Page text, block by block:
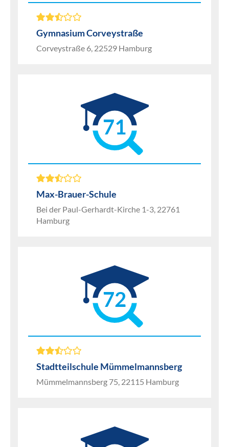
Gymnasium Corveystraße
Corveystraße 6, 22529 Hamburg
71
Max-Brauer-Schule
Bei der Paul-Gerhardt-Kirche 1-3, 22761
Hamburg
72
Stadtteilschule Mümmelmannsberg
Mümmelmannsberg 75, 22115 Hamburg